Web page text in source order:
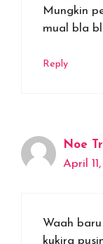
Mungkin
mual bla
Reply
Noe
April
Waah
kukira